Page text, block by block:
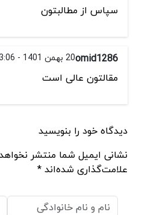
سپاس از مطالبتون
omid128620 بهمن 1401 - 23:06
مقالتون عالی است
دیدگاه خود را بنویسید
نشانی ایمیل شما منتشر
علامت‌گذاری شده‌اند *